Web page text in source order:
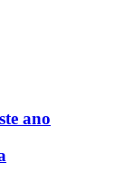
ano